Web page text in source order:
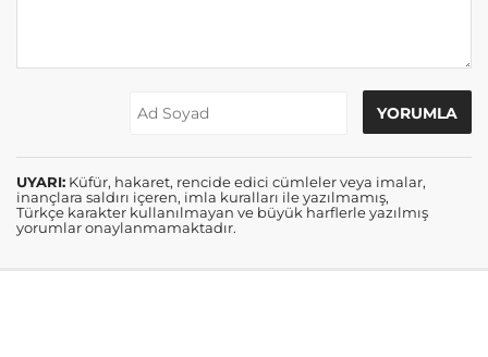
UYARI: Küfür, hakaret, rencide edici cümleler veya imalar,
inançlara saldırı içeren, imla kuralları ile yazılmamış,
Türkçe karakter kullanılmayan ve büyük harflerle yazılmış
yorumlar onaylanmamaktadır.